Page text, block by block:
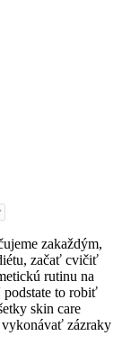
zakaždým,
začať cvičiť
rutinu na
to robiť
skin care
zázraky